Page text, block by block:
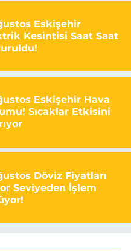
Eskişehir
Kesintisi Saat Saat
Eskişehir Hava
Sıcaklar Etkisini
Döviz Fiyatları
Seviyeden İşlem